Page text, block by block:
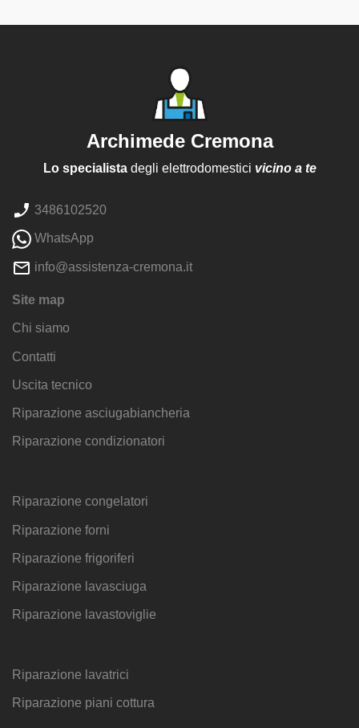
Archimede Cremona
Lo specialistadegli elettrodomestici vicino a te
3486102520
WhatsApp
info@assistenza-cremona.it
Site map
Chi siamo
Contatti
Uscita tecnico
Riparazione asciugabiancheria
Riparazione condizionatori
Riparazione congelatori
Riparazione forni
Riparazione frigoriferi
Riparazione lavasciuga
Riparazione lavastoviglie
Riparazione lavatrici
Riparazione piani cottura